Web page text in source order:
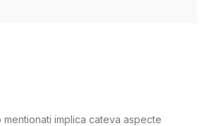
mentionati implica cateva aspecte